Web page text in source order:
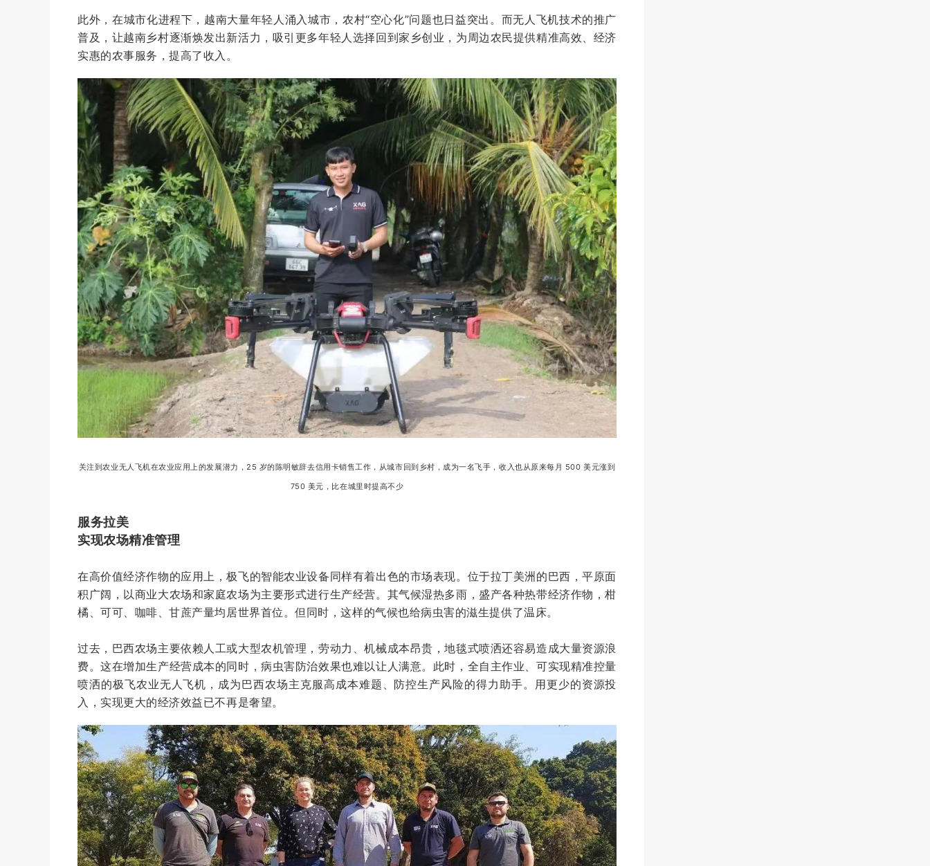
此外，在城市化进程下，越南大量年轻人涌入城市，农村“空心化”问题也日益突出。而无人飞机技术的推广
普及，让越南乡村逐渐焕发出新活力，吸引更多年轻人选择回到家乡创业，为周边农民提供精准高效、经济
实惠的农事服务，提高了收入。
关注到农业无人飞机在农业应用上的发展潜力，25 岁的陈明敏辞去信用卡销售工作，从城市回到乡村，成为一名飞手，收入也从原来每月 500 美元涨到
750 美元，比在城里时提高不少
服务拉美
实现农场精准管理
在高价值经济作物的应用上，极飞的智能农业设备同样有着出色的市场表现。位于拉丁美洲的巴西，平原面
积广阔，以商业大农场和家庭农场为主要形式进行生产经营。其气候湿热多雨，盛产各种热带经济作物，柑
橘、可可、咖啡、甘蔗产量均居世界首位。但同时，这样的气候也给病虫害的滋生提供了温床。
过去，巴西农场主要依赖人工或大型农机管理，劳动力、机械成本昂贵，地毯式喷洒还容易造成大量资源浪
费。这在增加生产经营成本的同时，病虫害防治效果也难以让人满意。此时，全自主作业、可实现精准控量
喷洒的极飞农业无人飞机，成为巴西农场主克服高成本难题、防控生产风险的得力助手。用更少的资源投
入，实现更大的经济效益已不再是奢望。